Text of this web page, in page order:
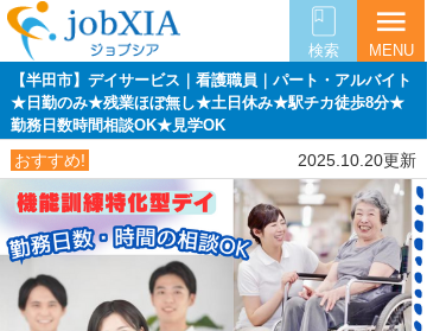
検索
menu
MENU
【半田市】デイサービス｜看護職員｜パート・アルバイト
★日勤のみ★残業ほぼ無し★土日休み★駅チカ徒歩8分★
勤務日数時間相談OK★見学OK
おすすめ! 2025.10.20更新